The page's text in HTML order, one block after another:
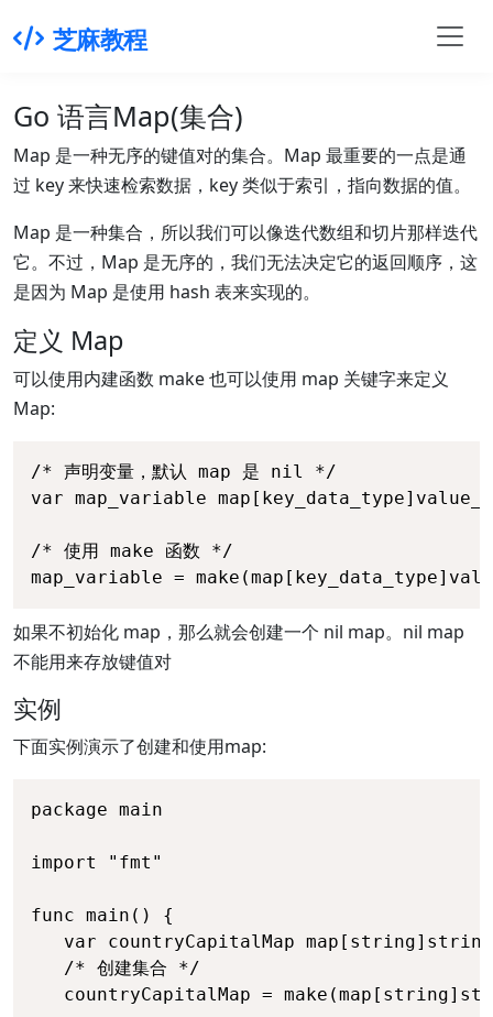
芝麻教程
Go 语言Map(集合)
Map 是一种无序的键值对的集合。Map 最重要的一点是通
过 key 来快速检索数据，key 类似于索引，指向数据的值。
Map 是一种集合，所以我们可以像迭代数组和切片那样迭代
它。不过，Map 是无序的，我们无法决定它的返回顺序，这
是因为 Map 是使用 hash 表来实现的。
定义 Map
可以使用内建函数 make 也可以使用 map 关键字来定义
Map:
/* 声明变量，默认 map 是 nil */
var map_variable
/* 使用 make 函数 */
map_variable =
如果不初始化 map，那么就会创建一个 nil map。nil map
不能用来存放键值对
实例
下面实例演示了创建和使用map:
package main
import "fmt"
func main() {
   var countryCapitalMap map[string]string
   /* 创建集合 */
countryCapitalMap =